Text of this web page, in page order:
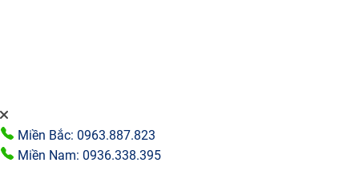
Miền Bắc: 0963.887.823
Miền Nam: 0936.338.395